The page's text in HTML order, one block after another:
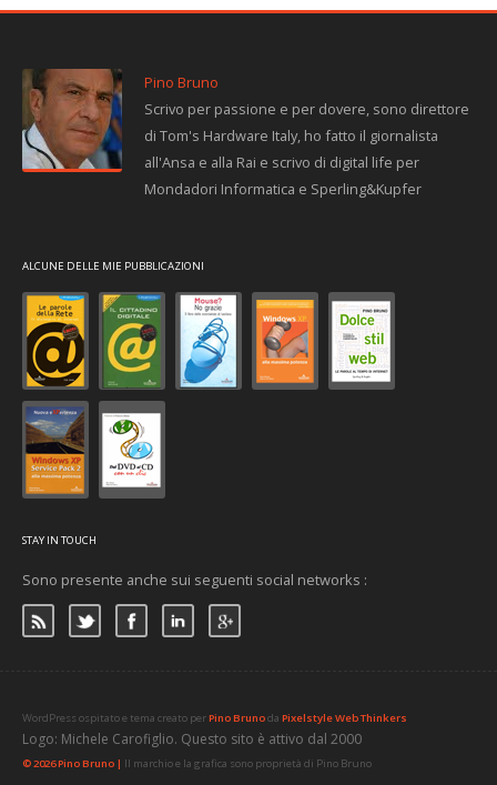
Pino Bruno
Scrivo per passione e per dovere, sono direttore
di Tom's Hardware Italy, ho fatto il giornalista
all'Ansa e alla Rai e scrivo di digital life per
Mondadori Informatica e Sperling&Kupfer
ALCUNE DELLE MIE PUBBLICAZIONI
STAY IN TOUCH
Sono presente anche sui seguenti social networks :
WordPress ospitato e tema creato perPino Brunoda Pixelstyle Web Thinkers
Logo: Michele Carofiglio. Questo sito è attivo dal 2000
© 2026 Pino Bruno | Il marchio e la grafica sono proprietà di Pino Bruno